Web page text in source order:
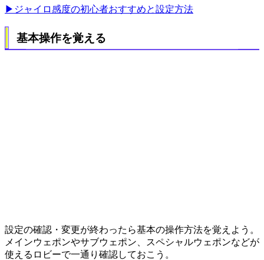
▶ジャイロ感度の初心者おすすめと設定方法
基本操作を覚える
設定の確認・変更が終わったら基本の操作方法を覚えよう。
メインウェポンやサブウェポン、スペシャルウェポンなどが
使えるロビーで一通り確認しておこう。